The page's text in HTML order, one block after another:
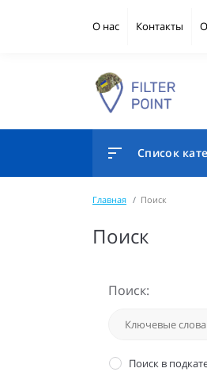
О нас Контакты
Список
Главная Поиск
Поиск
Поиск:
Поиск в